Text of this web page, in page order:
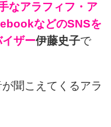
なアラフィフ・ア
などのSNSを
ザー伊藤史子で
聞こえてくるアラ